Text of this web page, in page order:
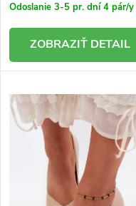
Odoslanie 3-5 pr. dní4 pár/y
DETAIL